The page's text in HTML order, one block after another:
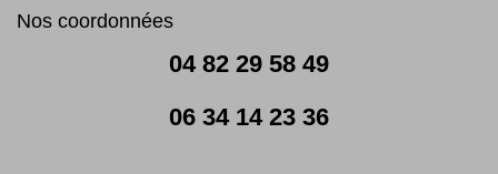
Nos coordonnées
04 82 29 58 49
06 34 14 23 36